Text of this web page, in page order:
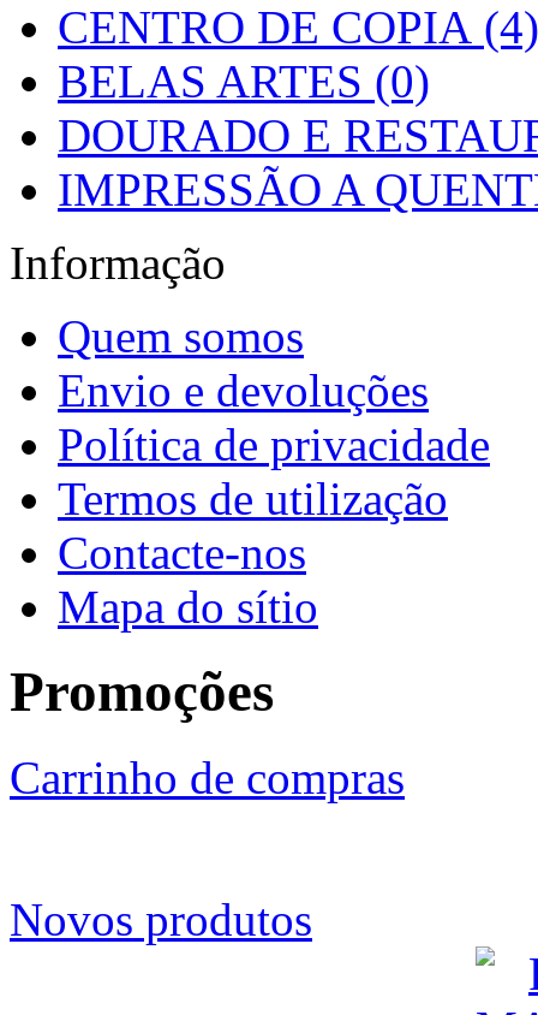
CENTRO DE COPIA (4)
BELAS ARTES (0)
DOURADO E
IMPRESSÃO A
Informação
Quem somos
Envio e devoluções
Política de privacidade
Termos de utilização
Contacte-nos
Mapa do sítio
Promoções
Carrinho de compras
Novos produtos